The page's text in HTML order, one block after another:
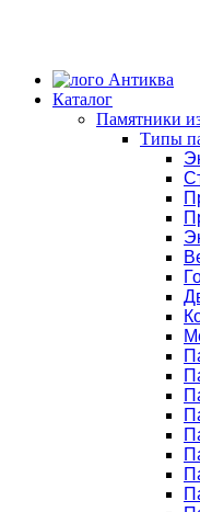
Каталог
Памятники
Типы